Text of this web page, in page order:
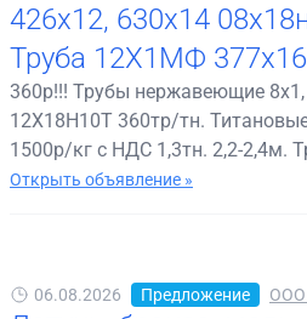
426х12, 630х14
Труба 12Х1МФ
360р!!! Трубы нержавеющие 8х1,
12Х18Н10Т 360тр/тн.
1500р/кг с НДС 1,3тн. 2,2-2,4м.
Открыть объявление »
06.08.2026 Предложение